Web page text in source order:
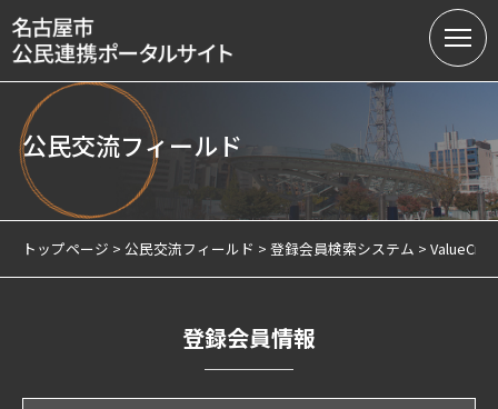
名古屋市の公民連携
提案募集中の課題（テーマ型）
提案受付（テーマ型・フリー型）
公民交流フィールド
トップページ 公民交流フィールド 登録会員検索システム
登録会員情報